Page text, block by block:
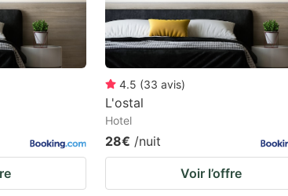
4.5 (33 avis)
L'ostal
Hotel
28€ /nuit
Voir l’offre